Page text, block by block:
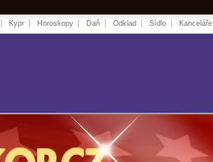
Kypr Horoskopy Daň Odklad Sídlo Kanceláře